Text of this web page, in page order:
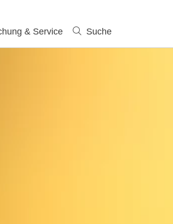
& Service Suche